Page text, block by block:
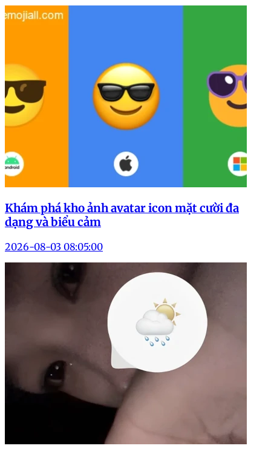
Khám phá kho ảnh avatar icon mặt cười đa
dạng và biểu cảm
2026-08-03 08:05:00